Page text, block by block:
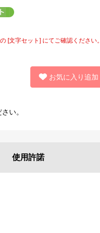
[文字セット] にてご確認ください。
お気に入り追加
い。
使用許諾